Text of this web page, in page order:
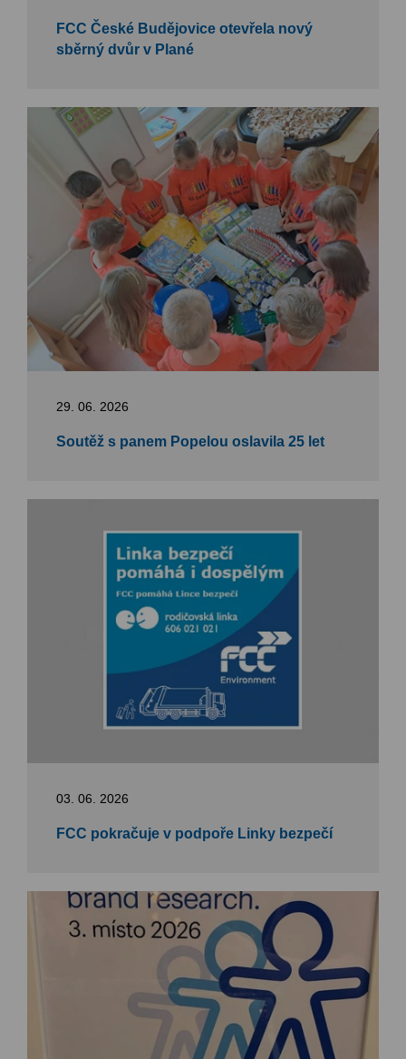
FCC České Budějovice otevřela nový
sběrný dvůr v Plané
29. 06. 2026
Soutěž s panem Popelou oslavila 25 let
03. 06. 2026
FCC pokračuje v podpoře Linky bezpečí